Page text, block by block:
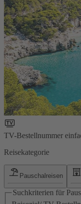
TV-Bestellnummer
Reisekategorie
Pauschalreisen
Suchkriterien für